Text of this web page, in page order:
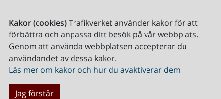
Kakor (cookies)Trafikverket använder kakor för att
förbättra och anpassa ditt besök på vår webbplats.
Genom att använda webbplatsen accepterar du
användandet av dessa kakor.
Läs mer om kakor och hur du avaktiverar dem
Jag förstår